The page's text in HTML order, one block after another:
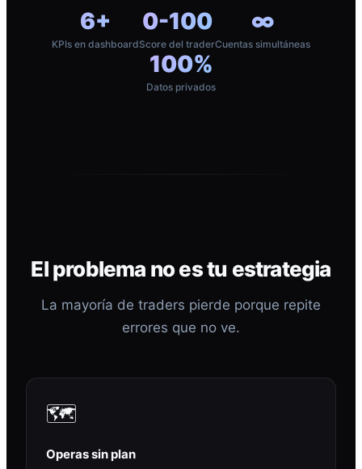
6+
KPIs en dashboard
0-100
Score del trader
∞
Cuentas simultáneas
100%
Datos privados
El problema no es tu estrategia
La mayoría de traders pierde porque repite
errores que no ve.
🗺️
Operas sin plan